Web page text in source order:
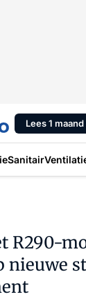
Lees 1
Sanitair
R290-
nieuwe